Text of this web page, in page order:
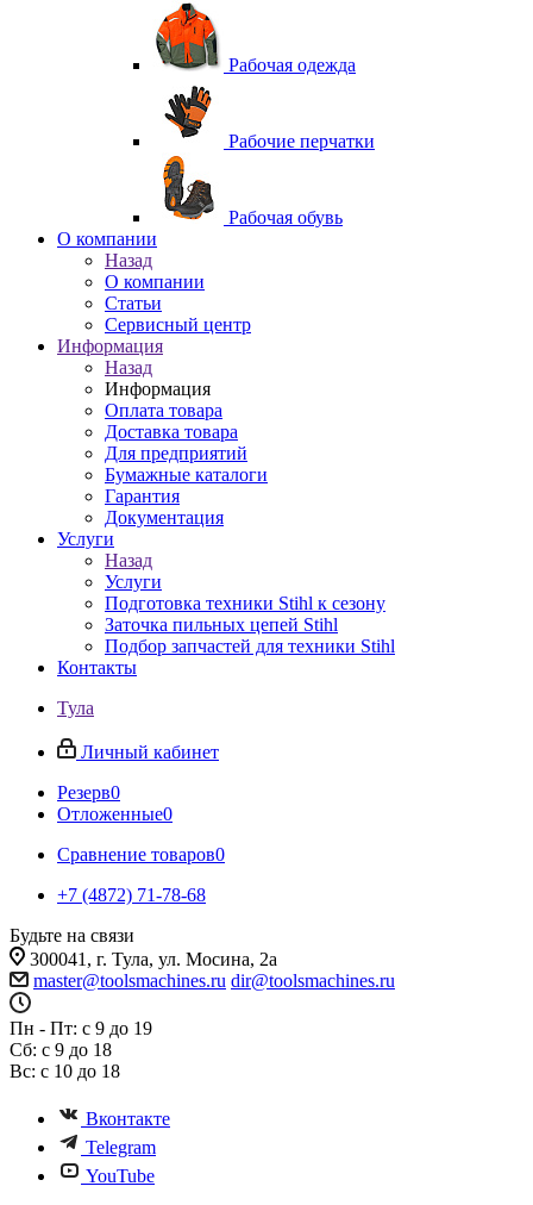
Рабочая одежда
Рабочие перчатки
Рабочая обувь
O компании
Назад
O компании
Статьи
Сервисный центр
Информация
Назад
Информация
Оплата товара
Доставка товара
Для предприятий
Бумажные каталоги
Гарантия
Документация
Услуги
Назад
Услуги
Подготовка техники Stihl к сезону
Заточка пильных цепей Stihl
Подбор запчастей для техники Stihl
Контакты
Тула
Личный кабинет
Резерв0
Отложенные0
Сравнение товаров0
+7 (4872) 71-78-68
Будьте на связи
300041, г. Тула, ул. Мосина, 2а
master@toolsmachines.ru dir@toolsmachines.ru
Пн - Пт: с 9 до 19
Сб: с 9 до 18
Вс: с 10 до 18
Вконтакте
Telegram
YouTube